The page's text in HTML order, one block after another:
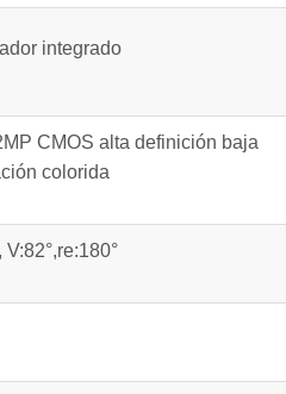
integrado
CMOS alta definición baja
colorida
V:82°,re:180°